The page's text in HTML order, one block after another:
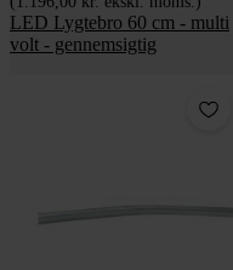
LED Lygtebro 60 cm - multi
volt - gennemsigtig